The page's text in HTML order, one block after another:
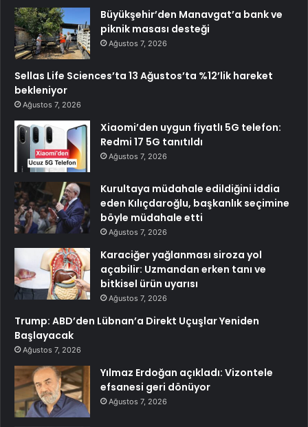
Büyükşehir’den Manavgat’a bank ve
piknik masası desteği
Ağustos 7, 2026
Sellas Life Sciences’ta 13 Ağustos’ta %12’lik hareket
bekleniyor
Ağustos 7, 2026
Xiaomi’den uygun fiyatlı 5G telefon:
Redmi 17 5G tanıtıldı
Ağustos 7, 2026
Kurultaya müdahale edildiğini iddia
eden Kılıçdaroğlu, başkanlık seçimine
böyle müdahale etti
Ağustos 7, 2026
Karaciğer yağlanması siroza yol
açabilir: Uzmandan erken tanı ve
bitkisel ürün uyarısı
Ağustos 7, 2026
Trump: ABD’den Lübnan’a Direkt Uçuşlar Yeniden
Başlayacak
Ağustos 7, 2026
Yılmaz Erdoğan açıkladı: Vizontele
efsanesi geri dönüyor
Ağustos 7, 2026